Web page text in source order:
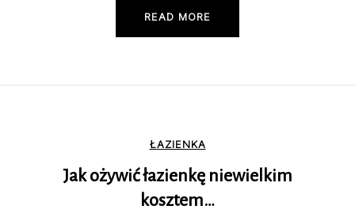
READ MORE
ŁAZIENKA
Jak ożywić łazienkę niewielkim
kosztem…